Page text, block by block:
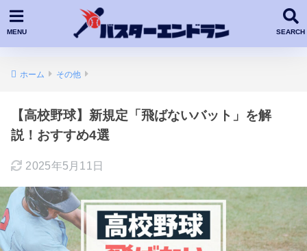
ホーム その他
【高校野球】新規定「飛ばないバット」を解
説！おすすめ4選
2025年5月11日